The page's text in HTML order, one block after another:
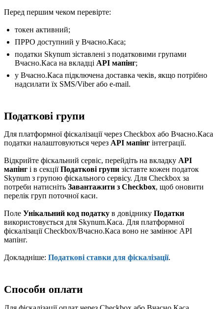
Перед першим чеком перевірте:
токен активний;
ПРРО доступний у Вчасно.Каса;
податки Skynum зіставлені з податковими групами
Вчасно.Каса на вкладці API мапінг;
у Вчасно.Каса підключена доставка чеків, якщо потрібно
надсилати їх SMS/Viber або e-mail.
Податкові групи
Для платформної фіскалізації через Checkbox або Вчасно.Каса
податки налаштовуються через API мапінг інтеграції.
Відкрийте фіскальний сервіс, перейдіть на вкладку API
мапінг і в секціїПодаткові групи зіставте кожен податок
Skynum з групою фіскального сервісу. Для Checkbox за
потреби натисніть Завантажити з Checkbox, щоб оновити
перелік груп поточної каси.
Поле Унікальний код податку в довіднику Податки
використовується для Skynum.Каса. Для платформної
фіскалізації Checkbox/Вчасно.Каса воно не замінює API
мапінг.
Докладніше: Податкові ставки для фіскалізації.
Способи оплати